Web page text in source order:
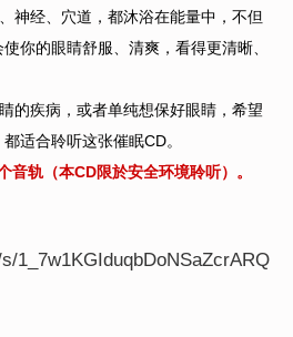
神经、穴道，都沐浴在能量中，不但
你的眼睛舒服、清爽，看得更清晰、
的疾病，或者单纯想保好眼睛，希望
适合聆听这张催眠CD。
音轨（本CD限於安全环境聆听）。
1_7w1KGIduqbDoNSaZcrARQ